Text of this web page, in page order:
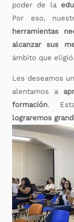
poder de la
Por eso,
herramientas
alcanzar sus
ámbito que eligió.
Les deseamos un
alentamos a
formación.
lograremos